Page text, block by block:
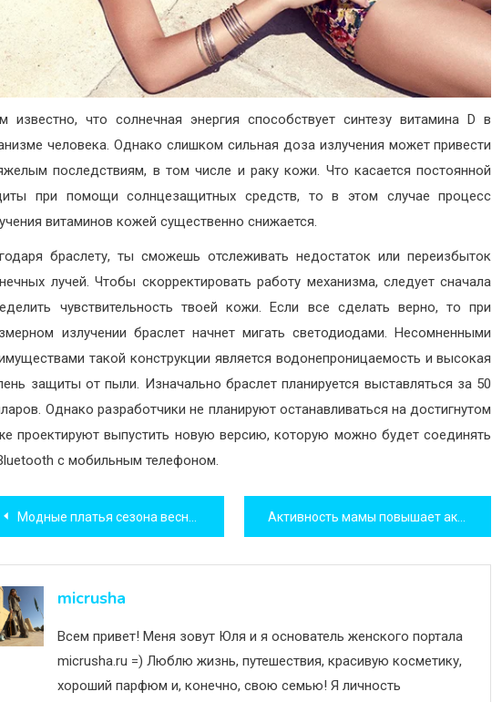
известно, что солнечная энергия способствует синтезу витамина D в
человека. Однако слишком сильная доза излучения может привести
последствиям, в том числе и раку кожи. Что касается постоянной
при помощи солнцезащитных средств, то в этом случае процесс
витаминов кожей существенно снижается.
браслету, ты сможешь отслеживать недостаток или переизбыток
лучей. Чтобы скорректировать работу механизма, следует сначала
чувствительность твоей кожи. Если все сделать верно, то при
излучении браслет начнет мигать светодиодами. Несомненными
такой конструкции является водонепроницаемость и высокая
защиты от пыли. Изначально браслет планируется выставляться за 50
Однако разработчики не планируют останавливаться на достигнутом
проектируют выпустить новую версию, которую можно будет соединять
с мобильным телефоном.
Модные платья сезона весна-лето Активность мамы повышает активность ребенка
micrusha
Всем привет! Меня зовут Юля и я основатель женского портала
micrusha.ru =) Люблю жизнь, путешествия, красивую косметику,
хороший парфюм и, конечно, свою семью! Я личность